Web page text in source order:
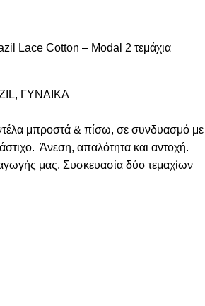
Lace Cotton – Modal 2 τεμάχια
, ΓΥΝΑΙΚΑ
μπροστά & πίσω, σε συνδυασμό με
Άνεση, απαλότητα και αντοχή.
μας. Συσκευασία δύο τεμαχίων